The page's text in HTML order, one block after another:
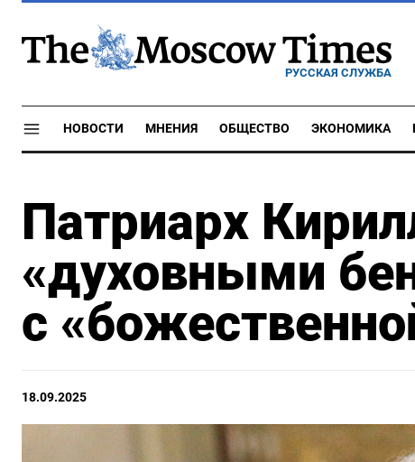
РУССКАЯ СЛУЖБА
НОВОСТИ МНЕНИЯ ОБЩЕСТВО ЭКОНОМИКА
Патриарх
«духовными
с
18.09.2025